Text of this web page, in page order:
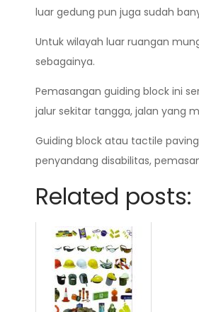
luar gedung pun juga sudah
Untuk wilayah luar ruangan
sebagainya.
Pemasangan guiding block ini
jalur sekitar tangga, jalan yang
Guiding block atau tactile
penyandang disabilitas,
Related posts: